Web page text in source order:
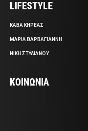
LIFESTYLE
ΚΑΒΑ ΚΗΡΕΑΣ
ΜΑΡΙΑ ΒΑΡΒΑΓΙΑΝΝΗ
ΝΙΚΗ ΣΤΥΛΙΑΝΟΥ
ΚΟΙΝΩΝΙΑ